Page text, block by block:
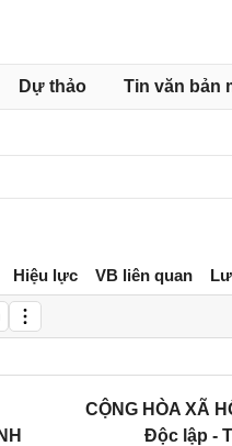
Dự thảo Tin văn bản
Hiệu lực VB liên quan
CỘNG HÒA XÃ
Độc lập -